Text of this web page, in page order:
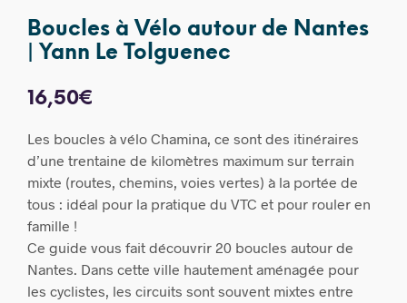
Boucles à Vélo autour de Nantes
| Yann Le Tolguenec
16,50€
Les boucles à vélo Chamina, ce sont des itinéraires
d’une trentaine de kilomètres maximum sur terrain
mixte (routes, chemins, voies vertes) à la portée de
tous : idéal pour la pratique du VTC et pour rouler en
famille !
Ce guide vous fait découvrir 20 boucles autour de
Nantes. Dans cette ville hautement aménagée pour
les cyclistes, les circuits sont souvent mixtes entre